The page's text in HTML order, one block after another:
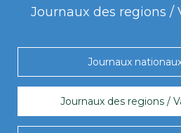
Journaux des regions /
Journaux
Journaux des regions /